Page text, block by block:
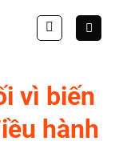
vì biến
hành